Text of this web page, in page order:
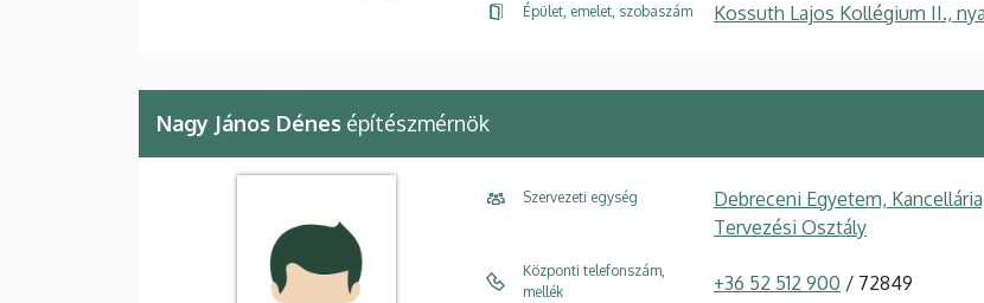
Épület, emelet, szobaszám Kossuth Lajos Kollégium II.,
Nagy János Dénes építészmérnök
Szervezeti egység
Debreceni Egyetem,
Tervezési Osztály
Központi telefonszám,
mellék
+36 52 512 900 / 72849